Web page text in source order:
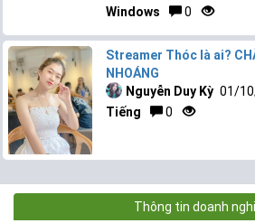
Windows
0
Streamer Thóc là ai?
NHOÁNG
Nguyễn Duy Kỳ 01/
Tiếng
0
Thông tin doanh